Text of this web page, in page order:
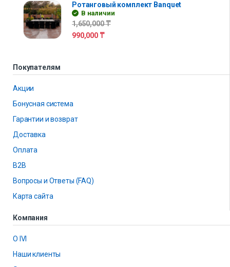
Ротанговый комплект Banquet
В наличии
1,650,000₸
990,000 ₸
Покупателям
Акции
Бонусная система
Гарантии и возврат
Доставка
Оплата
B2B
Вопросы и Ответы (FAQ)
Карта сайта
Компания
О IVI
Наши клиенты